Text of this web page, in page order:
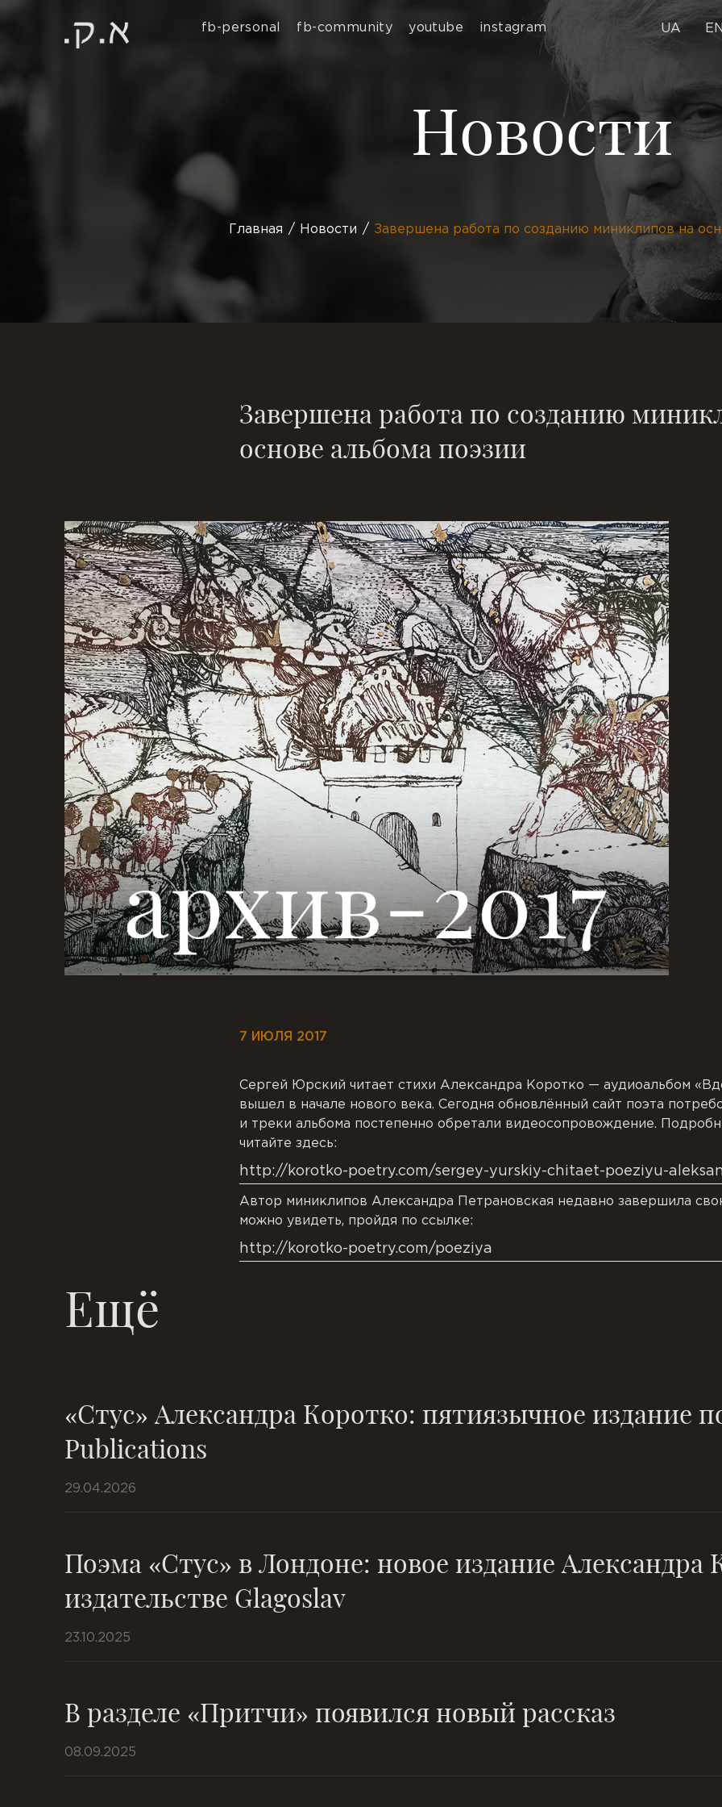
fb-personal fb-community youtube instagram UA EN
Новости
Главная Новости Завершена работа по созданию миниклипов на
Завершена работа по созданию
основе альбома поэзии
7 ИЮЛЯ 2017
Сергей Юрский читает стихи Александра Коротко — аудиоальбом
вышел в начале нового века. Сегодня обновлённый сайт поэта
и треки альбома постепенно обретали видеосопровождение.
читайте здесь:
http://korotko-poetry.com/sergey-yurskiy-chitaet-poeziyu-
Автор миниклипов Александра Петрановская недавно завершила
можно увидеть, пройдя по ссылке:
http://korotko-poetry.com/poeziya
Ещё
«Стус» Александра Коротко: пятиязычное издание
Publications
29.04.2026
Поэма «Стус» в Лондоне: новое издание
издательстве Glagoslav
23.10.2025
В разделе «Притчи» появился новый рассказ
08.09.2025